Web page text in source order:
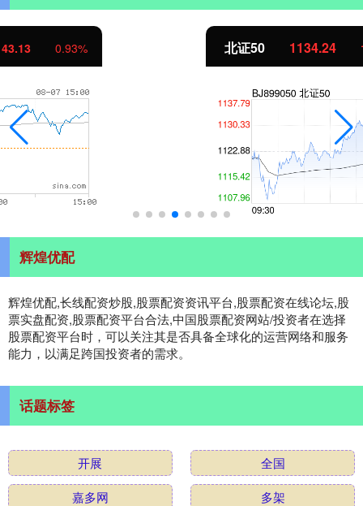
北证50 11.37 1.01%
辉煌优配
辉煌优配,长线配资炒股,股票配资资讯平台,股票配资在线论坛,股
票实盘配资,股票配资平台合法,中国股票配资网站/投资者在选择
股票配资平台时，可以关注其是否具备全球化的运营网络和服务
能力，以满足跨国投资者的需求。
话题标签
开展
全国
嘉多网
多架